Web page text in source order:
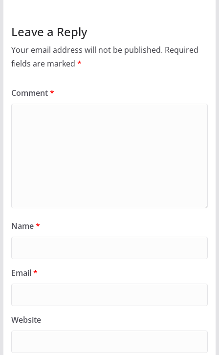
Leave a Reply
Your email address will not be published. Required
fields are marked *
Comment*
Name*
Email*
Website